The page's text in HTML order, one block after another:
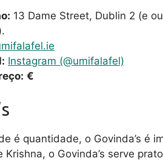
13 Dame Street, Dublin 2 (e
Instagram (@umifalafel)
€
é quantidade, o Govinda’s é
Krishna, o Govinda’s serve